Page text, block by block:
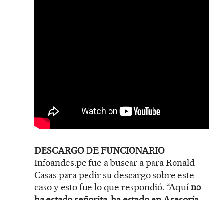
DESCARGO DE FUNCIONARIO
Infoandes.pe fue a buscar a para Ronald
Casas para pedir su descargo sobre este
caso y esto fue lo que respondió. “Aquíno